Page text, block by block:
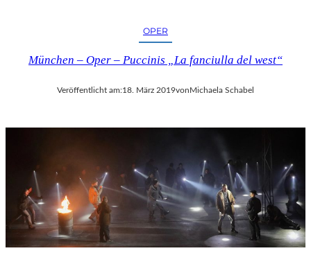
OPER
München – Oper – Puccinis „La fanciulla del west“
Veröffentlicht am:18. März 2019vonMichaela Schabel